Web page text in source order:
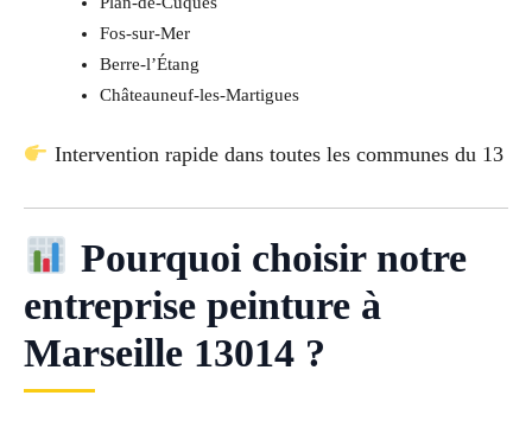
Fos-sur-Mer
Berre-l’Étang
Châteauneuf-les-Martigues
Intervention rapide dans toutes les communes du 13
Pourquoi choisir notre
entreprise peinture à
Marseille 13014 ?